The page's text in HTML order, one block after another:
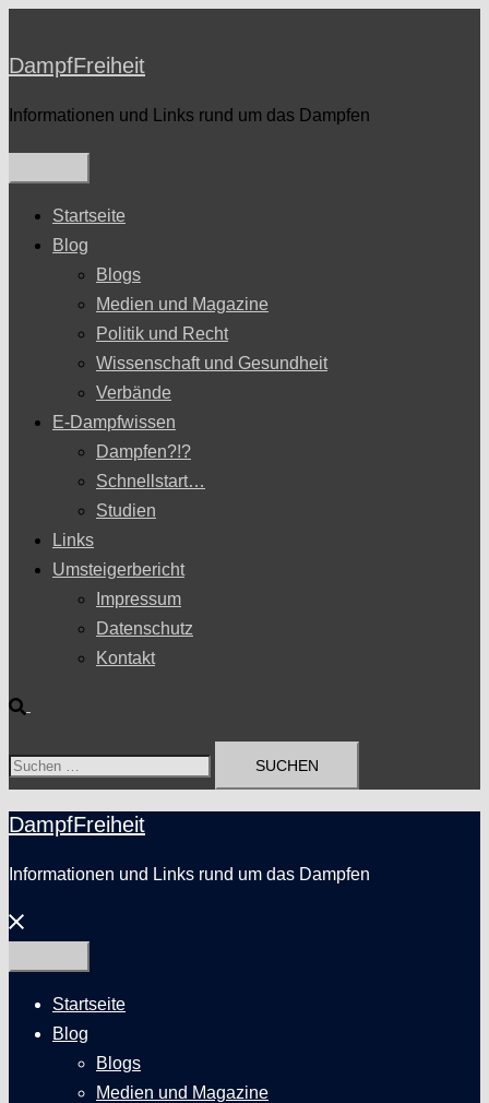
springen
DampfFreiheit
Informationen und Links rund um das Dampfen
Startseite
Blog
Blogs
Medien und Magazine
Politik und Recht
Wissenschaft und Gesundheit
Verbände
E-Dampfwissen
Dampfen?!?
Schnellstart…
Studien
Links
Umsteigerbericht
Impressum
Datenschutz
Kontakt
Suche
Suchen
DampfFreiheit
Informationen und Links rund um das Dampfen
Menü
schließen
Startseite
Blog
Blogs
Medien und Magazine